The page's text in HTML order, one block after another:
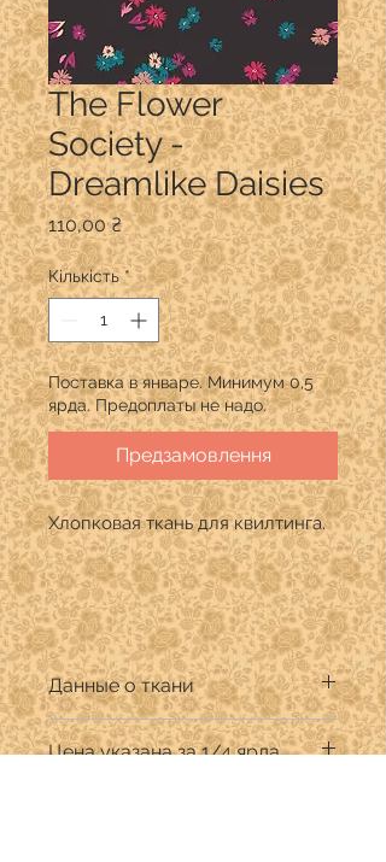
The Flower
Society -
Dreamlike Daisies
110,00 ₴Ціна
Кількість *
Поставка в январе. Минимум 0,5
ярда. Предоплаты не надо.
Предзамовлення
Хлопковая ткань для квилтинга.
Данные о ткани
Производитель: Art Gallery Fabrics
Дизайнер: AGF Studio
Цена указана за 1/4 ярда